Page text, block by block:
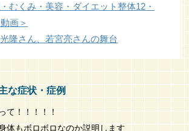
むくみ・美容・ダイエット整体12・
画＞
隆さん、若宮亮さんの舞台
な症状・症例
て！！！！！
体もボロボロなのか説明します